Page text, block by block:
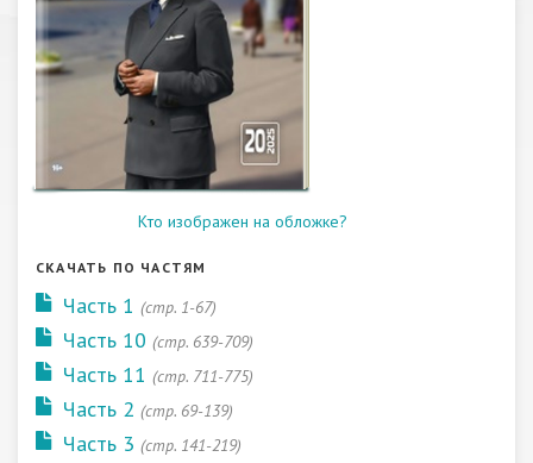
Кто изображен на обложке?
СКАЧАТЬ ПО ЧАСТЯМ
Часть 1 (стр. 1-67)
Часть 10 (стр. 639-709)
Часть 11 (стр. 711-775)
Часть 2 (стр. 69-139)
Часть 3 (стр. 141-219)